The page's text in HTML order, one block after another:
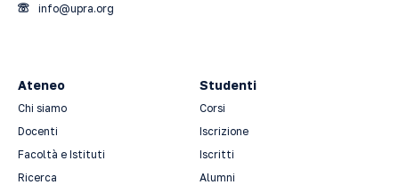
info@upra.org
Ateneo
Chi siamo
Docenti
Facoltà e Istituti
Ricerca
Studenti
Corsi
Iscrizione
Iscritti
Alumni